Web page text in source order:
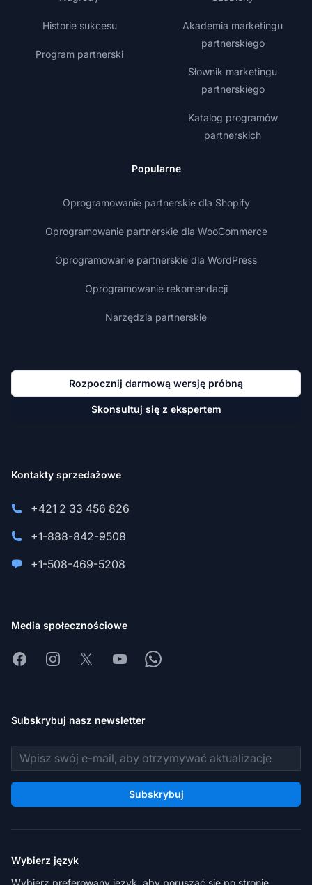
Historie sukcesu
Program partnerski
Akademia marketingu
partnerskiego
Słownik marketingu
partnerskiego
Katalog programów
partnerskich
Popularne
Oprogramowanie partnerskie dla Shopify
Oprogramowanie partnerskie dla WooCommerce
Oprogramowanie partnerskie dla WordPress
Oprogramowanie rekomendacji
Narzędzia partnerskie
Rozpocznij darmową wersję próbną
Skonsultuj się z ekspertem
Kontakty sprzedażowe
+421 2 33 456 826
+1-888-842-9508
+1-508-469-5208
Media społecznościowe
FacebookInstagram
X YoutubeWhatsapp
Subskrybuj nasz newsletter
Adres e-mail
Subskrybuj
Wybierz język
Wybierz preferowany język, aby poruszać się po stronie.